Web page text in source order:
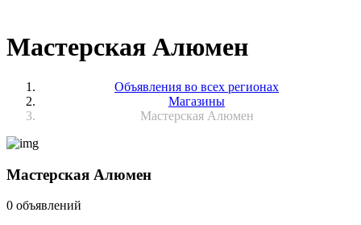
Мастерская Алюмен
Объявления во всех регионах
Магазины
Мастерская Алюмен
Мастерская Алюмен
0 объявлений